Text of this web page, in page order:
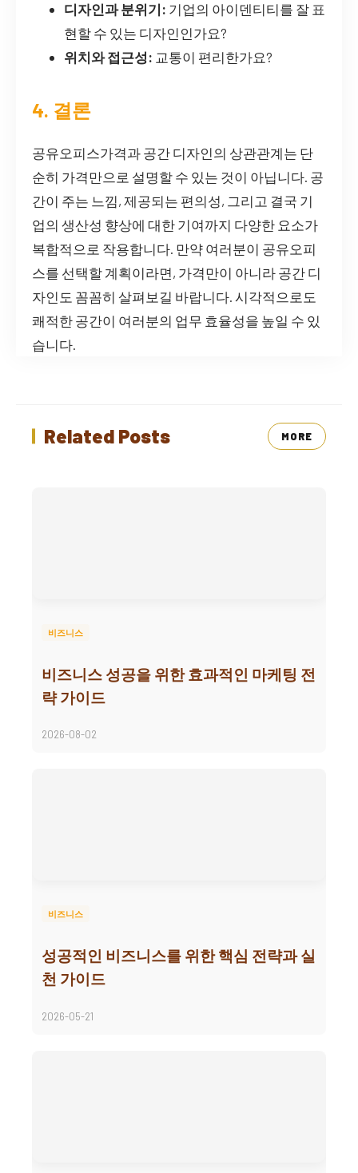
디자인과 분위기: 기업의 아이덴티티를 잘 표
현할 수 있는 디자인인가요?
위치와 접근성: 교통이 편리한가요?
4. 결론
공유오피스가격과 공간 디자인의 상관관계는 단
순히 가격만으로 설명할 수 있는 것이 아닙니다. 공
간이 주는 느낌, 제공되는 편의성, 그리고 결국 기
업의 생산성 향상에 대한 기여까지 다양한 요소가
복합적으로 작용합니다. 만약 여러분이 공유오피
스를 선택할 계획이라면, 가격만이 아니라 공간 디
자인도 꼼꼼히 살펴보길 바랍니다. 시각적으로도
쾌적한 공간이 여러분의 업무 효율성을 높일 수 있
습니다.
Related Posts MORE
비즈니스
비즈니스 성공을 위한 효과적인 마케팅 전
략 가이드
2026-08-02
비즈니스
성공적인 비즈니스를 위한 핵심 전략과 실
천 가이드
2026-05-21